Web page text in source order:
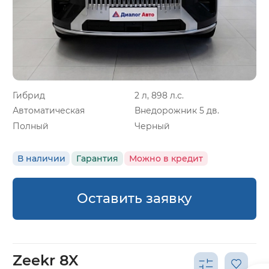
Гибрид
2 л, 898 л.с.
Автоматическая
Внедорожник 5 дв.
Полный
Черный
В наличии Гарантия Можно в кредит
Оставить заявку
Zeekr 8X